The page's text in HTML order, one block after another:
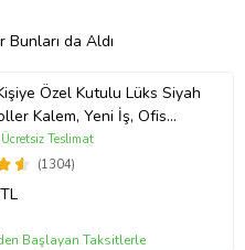
da Aldı
Özel Kutulu Lüks Siyah
Kalem, Yeni İş, Ofis
Arkadaşa Hediye,
Günü
(1304)
Teslimat
Başlayan Taksitlerle